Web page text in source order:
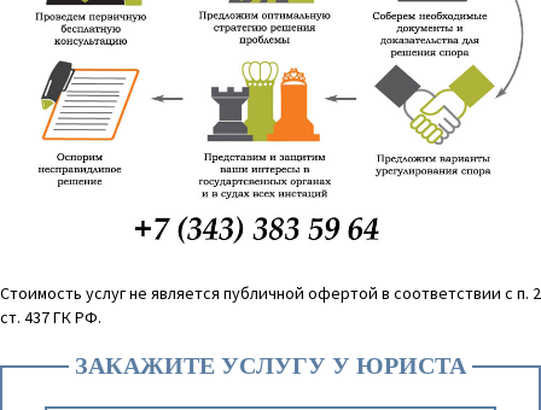
Стоимость услуг не является публичной офертой в соответствии с п. 2
ст. 437 ГК РФ.
ЗАКАЖИТЕ УСЛУГУ У ЮРИСТА